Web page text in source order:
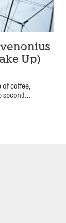
Up)
coffee,
second...